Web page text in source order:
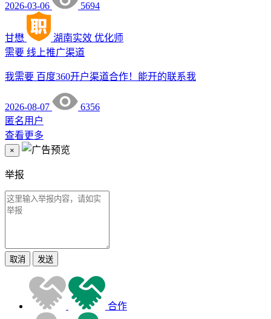
2026-03-06 5694
甘懋 湖南实效 优化师
需要 线上推广渠道
我需要 百度360开户渠道合作！能开的联系我
2026-08-07
6356
匿名用户
查看更多
×
举报
取消 发送
合作